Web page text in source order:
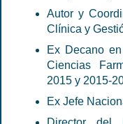
Autor y
Clínica y
Ex Decano
Ciencias
2015 y 2015-
Ex Jefe